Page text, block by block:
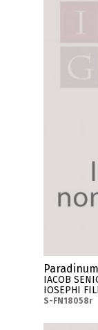
IACOB
IOSEPHI
S-FN18058r